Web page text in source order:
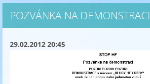
POZVÁNKA NA DEMONSTRACI
29.02.2012 20:45